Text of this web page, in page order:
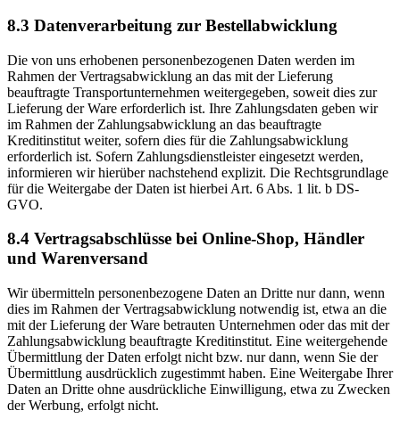
8.3 Datenverarbeitung zur Bestellabwicklung
Die von uns erhobenen personenbezogenen Daten werden im
Rahmen der Vertragsabwicklung an das mit der Lieferung
beauftragte Transportunternehmen weitergegeben, soweit dies zur
Lieferung der Ware erforderlich ist. Ihre Zahlungsdaten geben wir
im Rahmen der Zahlungsabwicklung an das beauftragte
Kreditinstitut weiter, sofern dies für die Zahlungsabwicklung
erforderlich ist. Sofern Zahlungsdienstleister eingesetzt werden,
informieren wir hierüber nachstehend explizit. Die Rechtsgrundlage
für die Weitergabe der Daten ist hierbei Art. 6 Abs. 1 lit. b DS-
GVO.
8.4 Vertragsabschlüsse bei Online-Shop, Händler
und Warenversand
Wir übermitteln personenbezogene Daten an Dritte nur dann, wenn
dies im Rahmen der Vertragsabwicklung notwendig ist, etwa an die
mit der Lieferung der Ware betrauten Unternehmen oder das mit der
Zahlungsabwicklung beauftragte Kreditinstitut. Eine weitergehende
Übermittlung der Daten erfolgt nicht bzw. nur dann, wenn Sie der
Übermittlung ausdrücklich zugestimmt haben. Eine Weitergabe Ihrer
Daten an Dritte ohne ausdrückliche Einwilligung, etwa zu Zwecken
der Werbung, erfolgt nicht.